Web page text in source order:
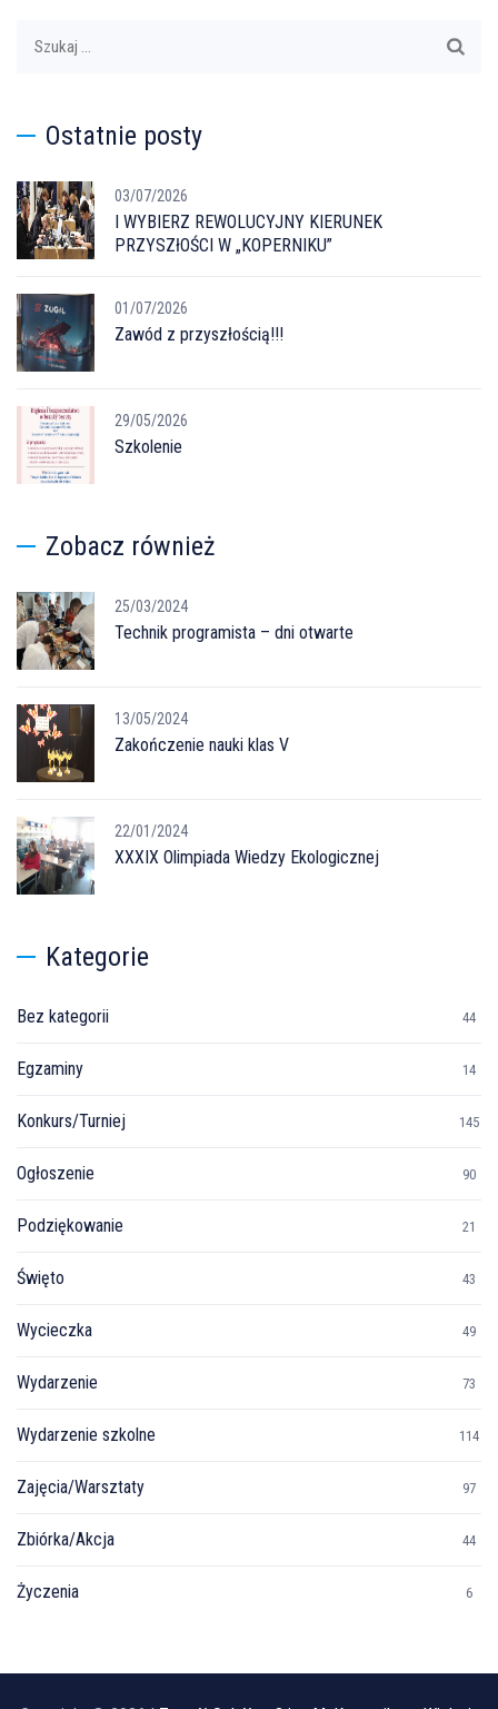
Ostatnie posty
03/07/2026
I WYBIERZ REWOLUCYJNY KIERUNEK
PRZYSZłOŚCI W „KOPERNIKU”
01/07/2026
Zawód z przyszłością!!!
29/05/2026
Szkolenie
Zobacz również
25/03/2024
Technik programista – dni otwarte
13/05/2024
Zakończenie nauki klas V
22/01/2024
XXXIX Olimpiada Wiedzy Ekologicznej
Kategorie
Bez kategorii 44
Egzaminy 14
Konkurs/Turniej 145
Ogłoszenie 90
Podziękowanie 21
Święto 43
Wycieczka 49
Wydarzenie 73
Wydarzenie szkolne 114
Zajęcia/Warsztaty 97
Zbiórka/Akcja 44
Życzenia 6